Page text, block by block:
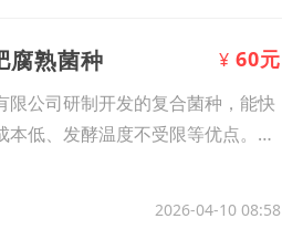
腐熟菌种 ¥ 60元
公司研制开发的复合菌种，能快
低、发酵温度不受限等优点。微
2026-04-10 08:58